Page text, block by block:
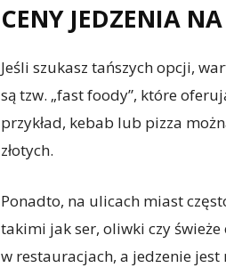
CENY JEDZENIA
Jeśli szukasz tańszych opcji,
są tzw. „fast foody”, które
przykład, kebab lub pizza
złotych.
Ponadto, na ulicach miast
takimi jak ser, oliwki czy świeże
w restauracjach, a jedzenie jest